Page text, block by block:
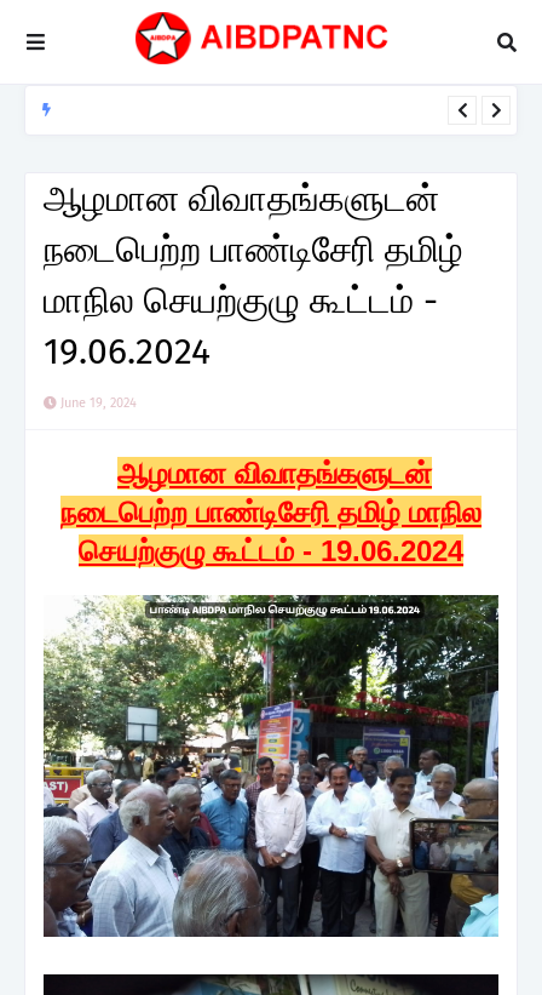
29.7.26 Coimbatore
ஆழமான விவாதங்களுடன்
நடைபெற்ற பாண்டிசேரி தமிழ்
மாநில செயற்குழு கூட்டம் -
19.06.2024
June 19, 2024
ஆழமான விவாதங்களுடன்
நடைபெற்ற பாண்டிசேரி தமிழ் மாநில
செயற்குழு கூட்டம் - 19.06.2024